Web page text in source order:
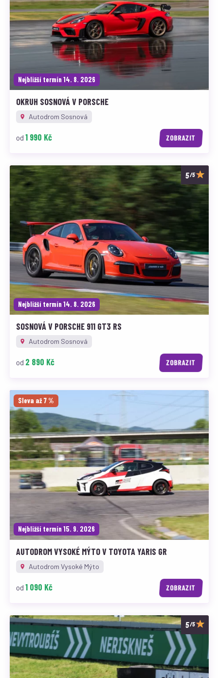
Nejbližší termín 14. 8. 2026
OKRUH SOSNOVÁ V PORSCHE
Autodrom Sosnová
od 1 990 Kč ZOBRAZIT
/5
Nejbližší termín 14. 8. 2026
SOSNOVÁ V PORSCHE 911 GT3 RS
Autodrom Sosnová
od 2 890 Kč ZOBRAZIT
Sleva až 7 %
Nejbližší termín 15. 9. 2026
AUTODROM VYSOKÉ MÝTO V TOYOTA YARIS GR
Autodrom Vysoké Mýto
od 1 090 Kč ZOBRAZIT
/5